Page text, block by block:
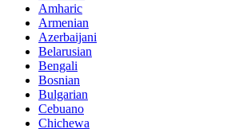
Amharic
Armenian
Azerbaijani
Belarusian
Bengali
Bosnian
Bulgarian
Cebuano
Chichewa